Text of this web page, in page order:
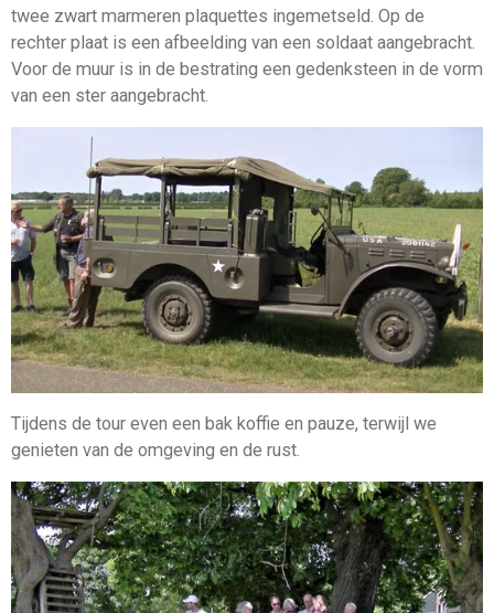
twee zwart marmeren plaquettes ingemetseld. Op de
rechter plaat is een afbeelding van een soldaat aangebracht.
Voor de muur is in de bestrating een gedenksteen in de vorm
van een ster aangebracht.
Tijdens de tour even een bak koffie en pauze, terwijl we
genieten van de omgeving en de rust.